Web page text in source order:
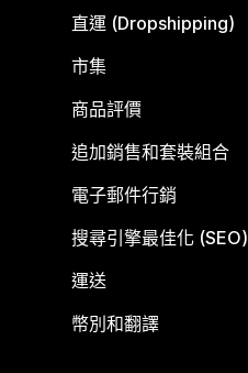
直運 (Dropshipping)
市集
商品評價
追加銷售和套裝組合
電子郵件行銷
搜尋引擎最佳化 (SEO)
運送
幣別和翻譯